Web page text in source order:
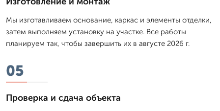
Мы изготавливаем основание, каркас и элементы отделки,
затем выполняем установку на участке. Все работы
планируем так, чтобы завершить их в августе 2026 г.
05
Проверка и сдача объекта